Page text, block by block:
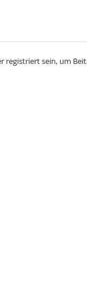
registriert sein, um